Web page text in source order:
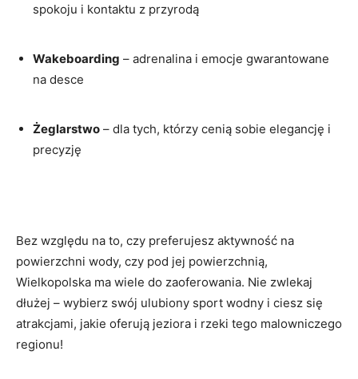
spokoju i kontaktu z przyrodą
Wakeboarding – adrenalina i emocje gwarantowane
na desce
Żeglarstwo – dla tych, którzy cenią sobie elegancję i
precyzję
Bez względu na to, czy preferujesz aktywność na
powierzchni wody, czy pod jej powierzchnią,
Wielkopolska ma wiele do zaoferowania. Nie zwlekaj
dłużej – wybierz swój ulubiony sport wodny i ciesz się
atrakcjami, jakie oferują jeziora i rzeki tego malowniczego
regionu!